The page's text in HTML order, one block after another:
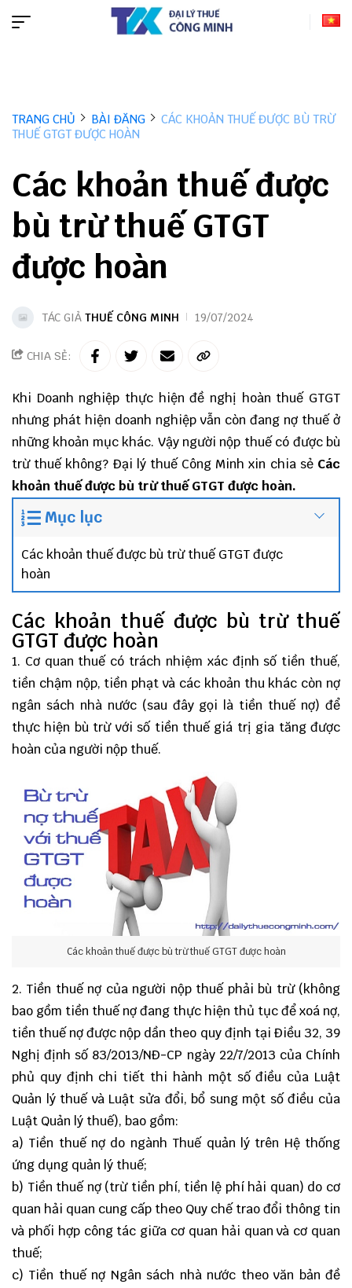
TRANG CHỦ BÀI ĐĂNG
CÁC KHOẢN THUẾ ĐƯỢC BÙ TRỪ
THUẾ GTGT ĐƯỢC HOÀN
Các khoản thuế được
bù trừ thuế GTGT
được hoàn
TÁC GIẢ THUẾ CÔNG MINH 19/07/2024
CHIA SẺ:
Khi Doanh nghiệp thực hiện đề nghị hoàn thuế GTGT
nhưng phát hiện doanh nghiệp vẫn còn đang nợ thuế ở
những khoản mục khác. Vậy người nộp thuế có được bù
trừ thuế không? Đại lý thuế Công Minh xin chia sẻ Các
khoản thuế được bù trừ thuế GTGT được hoàn.
Mục lục
Các khoản thuế được bù trừ thuế GTGT được
hoàn
Các khoản thuế được bù trừ thuế
GTGT được hoàn
1. Cơ quan thuế có trách nhiệm xác định số tiền thuế,
tiền chậm nộp, tiền phạt và các khoản thu khác còn nợ
ngân sách nhà nước (sau đây gọi là tiền thuế nợ) để
thực hiện bù trừ với số tiền thuế giá trị gia tăng được
hoàn của người nộp thuế.
Các khoản thuế được bù trừ thuế GTGT được hoàn
2. Tiền thuế nợ của người nộp thuế phải bù trừ (không
bao gồm tiền thuế nợ đang thực hiện thủ tục để xoá nợ,
tiền thuế nợ được nộp dần theo quy định tại Điều 32, 39
Nghị định số 83/2013/NĐ-CP ngày 22/7/2013 của Chính
phủ quy định chi tiết thi hành một số điều của Luật
Quản lý thuế và Luật sửa đổi, bổ sung một số điều của
Luật Quản lý thuế), bao gồm:
a) Tiền thuế nợ do ngành Thuế quản lý trên Hệ thống
ứng dụng quản lý thuế;
b) Tiền thuế nợ (trừ tiền phí, tiền lệ phí hải quan) do cơ
quan hải quan cung cấp theo Quy chế trao đổi thông tin
và phối hợp công tác giữa cơ quan hải quan và cơ quan
thuế;
c) Tiền thuế nợ Ngân sách nhà nước theo văn bản đề